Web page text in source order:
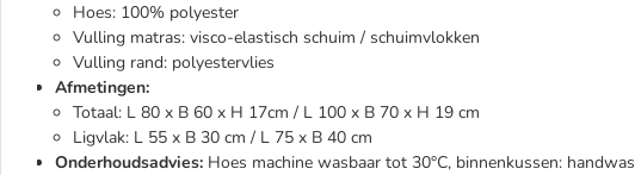
Hoes: 100% polyester
Vulling matras: visco-elastisch schuim / schuimvlokken
Vulling rand: polyestervlies
Afmetingen:
Totaal: L 80 x B 60 x H 17cm / L 100 x B 70 x H 19 cm
Ligvlak: L 55 x B 30 cm / L 75 x B 40 cm
Onderhoudsadvies: Hoes machine wasbaar tot 30°C, binnenkussen: handwas